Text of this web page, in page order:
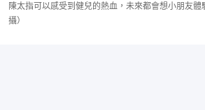
陳太指可以感受到健兒的熱血，未來都會想小朋友
攝）